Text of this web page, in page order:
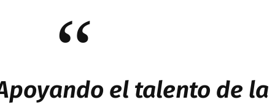
“
el talento de la